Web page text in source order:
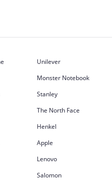
Unilever
Monster Notebook
Stanley
The North Face
Henkel
Apple
Lenovo
Salomon